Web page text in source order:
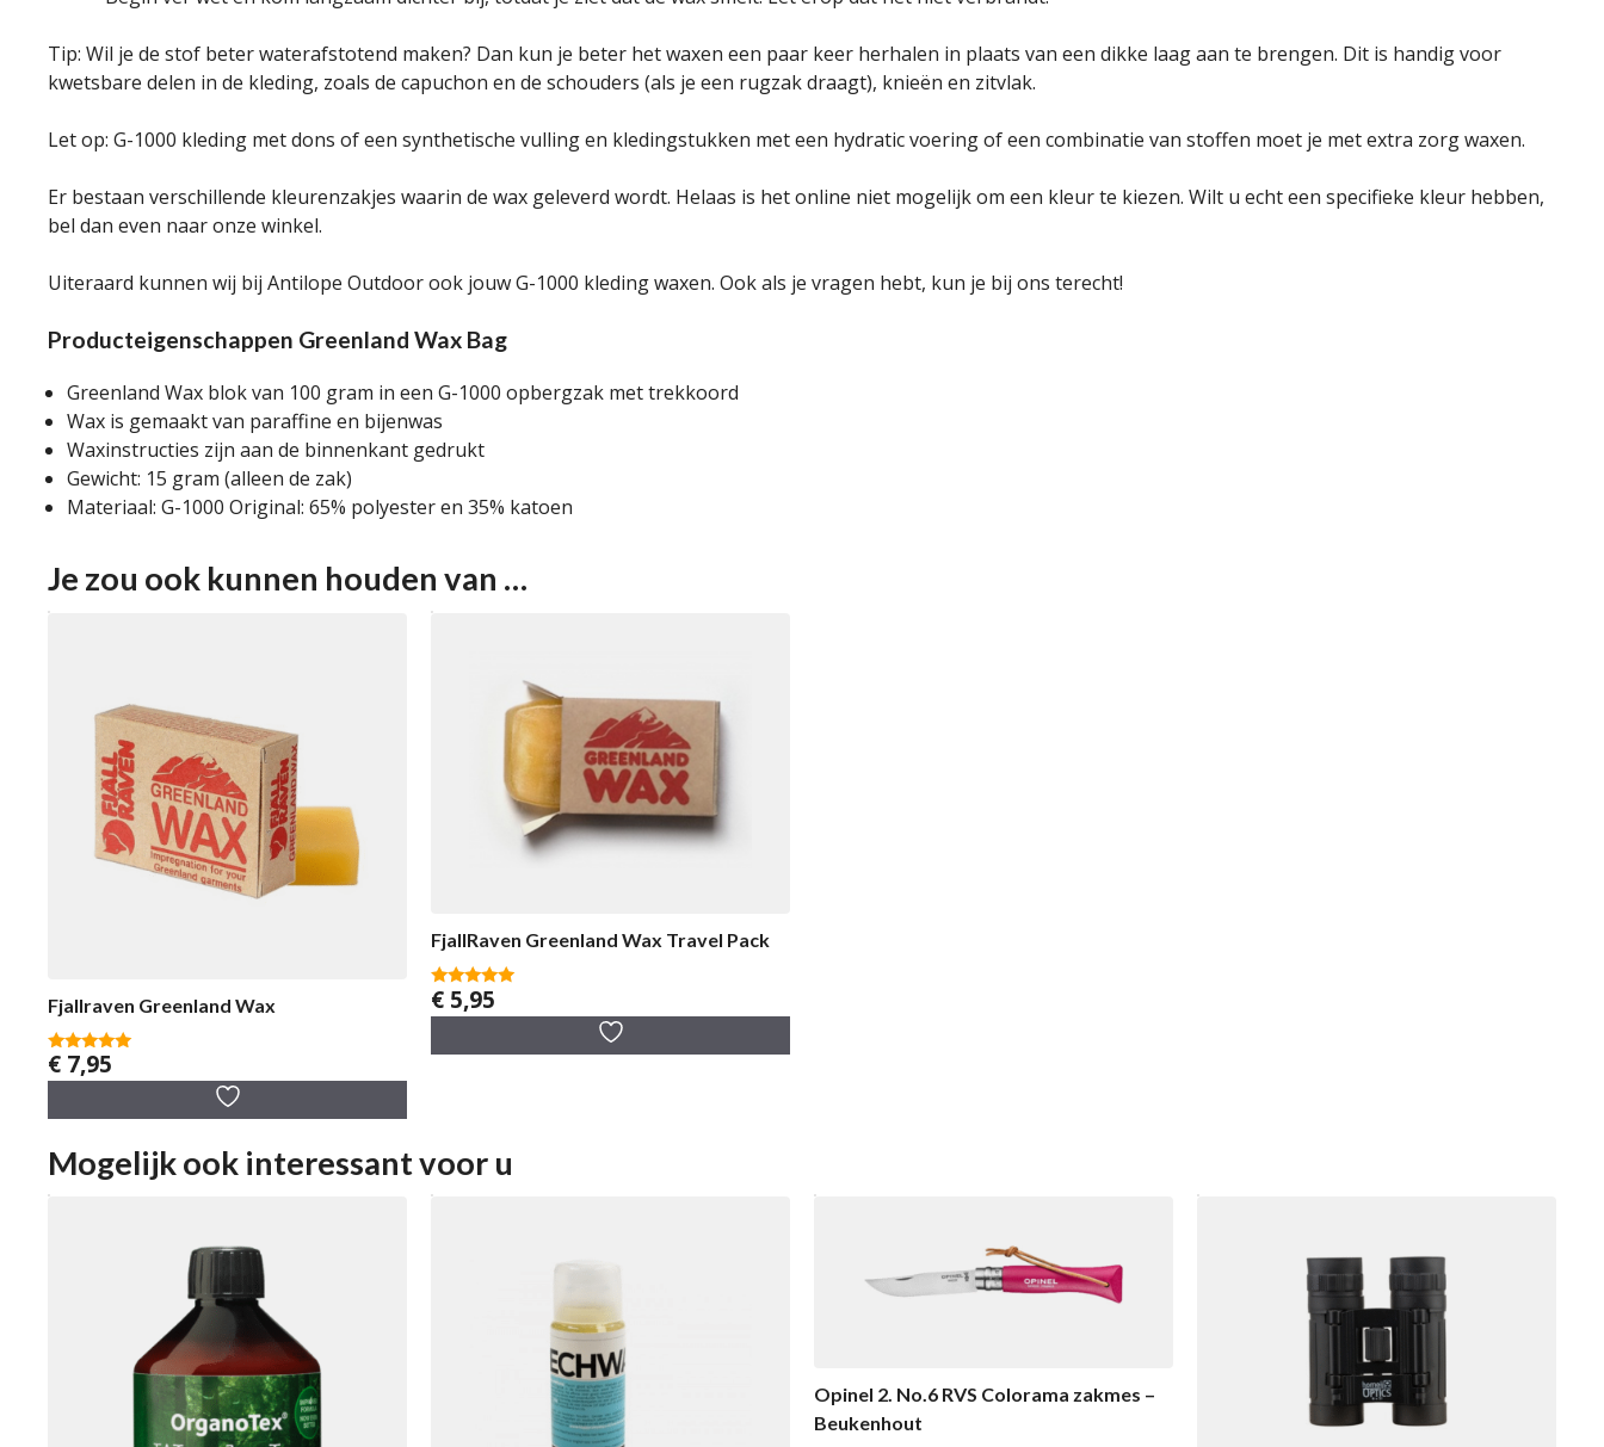
Tip: Wil je de stof beter waterafstotend maken? Dan kun je beter het waxen een paar keer herhalen in plaats van een dikke laag aan te brengen. Dit is handig voor
kwetsbare delen in de kleding, zoals de capuchon en de schouders (als je een rugzak draagt), knieën en zitvlak.
Let op: G-1000 kleding met dons of een synthetische vulling en kledingstukken met een hydratic voering of een combinatie van stoffen moet je met extra zorg waxen.
Er bestaan verschillende kleurenzakjes waarin de wax geleverd wordt. Helaas is het online niet mogelijk om een kleur te kiezen. Wilt u echt een specifieke kleur hebben,
bel dan even naar onze winkel.
Uiteraard kunnen wij bij Antilope Outdoor ook jouw G-1000 kleding waxen. Ook als je vragen hebt, kun je bij ons terecht!
Producteigenschappen Greenland Wax Bag
Greenland Wax blok van 100 gram in een G-1000 opbergzak met trekkoord
Wax is gemaakt van paraffine en bijenwas
Waxinstructies zijn aan de binnenkant gedrukt
Gewicht: 15 gram (alleen de zak)
Materiaal: G-1000 Original: 65% polyester en 35% katoen
Je zou ook kunnen houden van …
Fjallraven Greenland Wax
5.00
van 5
€ 7,95
FjallRaven Greenland Wax Travel Pack
5.00
van 5
€ 5,95
Mogelijk ook interessant voor u
Opinel 2. No.6 RVS Colorama zakmes –
Beukenhout